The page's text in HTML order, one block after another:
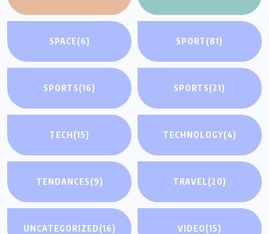
SPACE(6) SPORT(81)
SPORTS(16) SPORTS(21)
TECH(15) TECHNOLOGY(4)
TENDANCES(9) TRAVEL(20)
UNCATEGORIZED(16) VIDEO(15)